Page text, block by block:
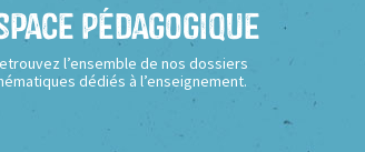
Pédagogique
l’ensemble de nos dossiers
dédiés à l’enseignement.